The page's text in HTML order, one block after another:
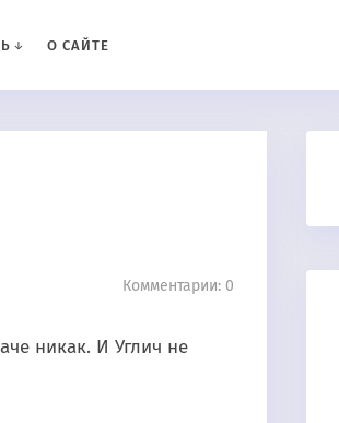
О САЙТЕ
Комментарии: 0
никак. И Углич не